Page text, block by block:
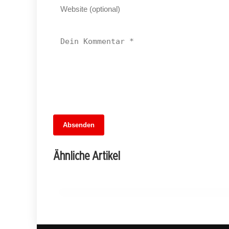
Absenden
Ähnliche Artikel
Fußballfieber im Dreiländer-Showdown:
Wer gewinnt das Wettspiel der